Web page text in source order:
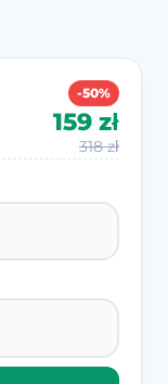
-50%
159 zł
318 zł